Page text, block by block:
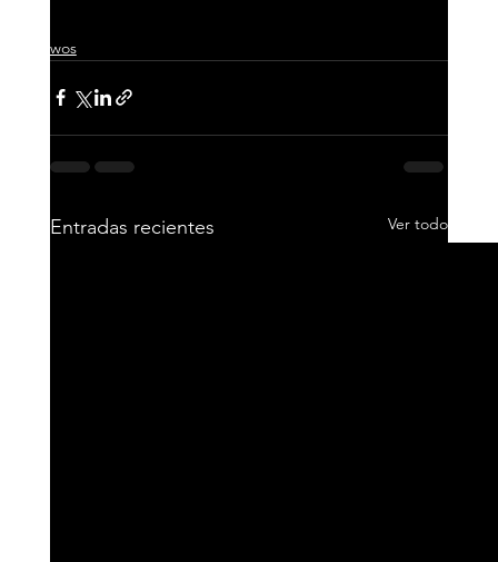
wos
Entradas recientes Ver todo